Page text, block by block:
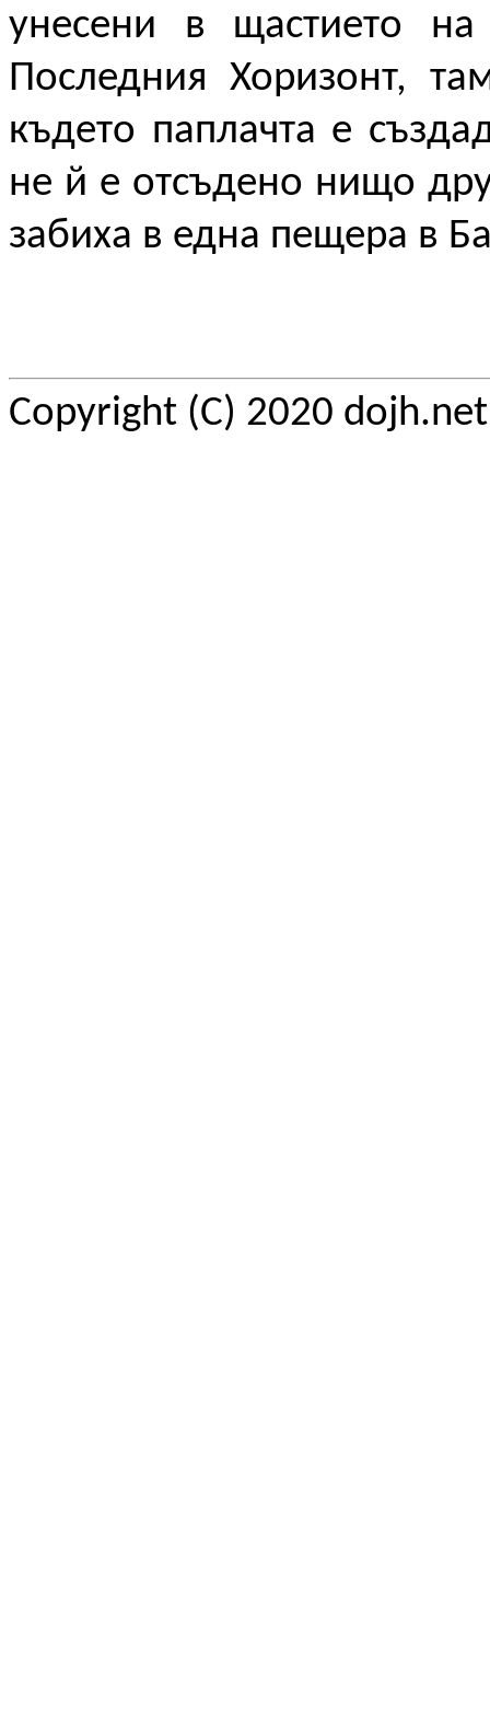
унесени в щастието
Последния Хоризонт,
където паплачта е
не й е отсъдено нищо
забиха в една пещера в
Copyright (C) 2020